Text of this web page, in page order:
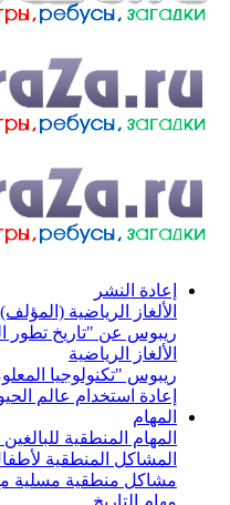
إعادة النشر
الألغاز الرياضية (المؤلف)
ريبوس عن "تاريخ تطور
الألغاز الرياضية
ريبوس "تكنولوجيا
إعادة استخدام عالم
المهام
المهام المنطقية للبالغين - 14 تمرينًا
المشاكل المنطقية لأطفال
مشاكل منطقية مسلية
مهام التاريخ